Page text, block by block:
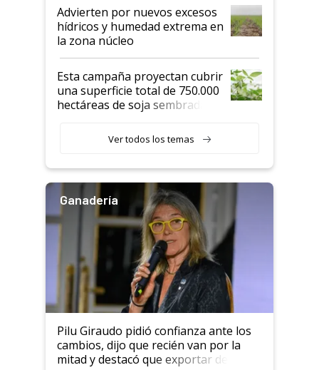
Advierten por nuevos excesos
hídricos y humedad extrema en
la zona núcleo
Esta campaña proyectan cubrir
una superficie total de 750.000
hectáreas de soja sembradas
variedades que marcan un
salto tecnológico en genética y
Ver todos los temas
Ganadería
Pilu Giraudo pidió confianza ante los
cambios, dijo que recién van por la
mitad y destacó que exportar dejó de